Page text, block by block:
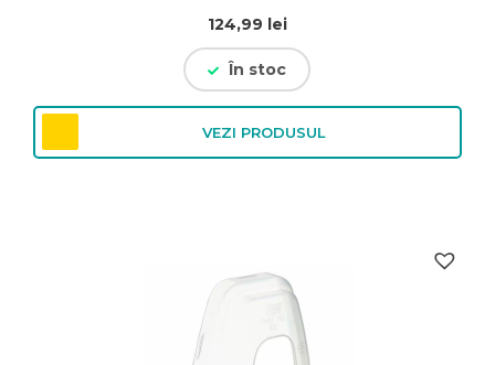
124,99 lei
În stoc
VEZI PRODUSUL